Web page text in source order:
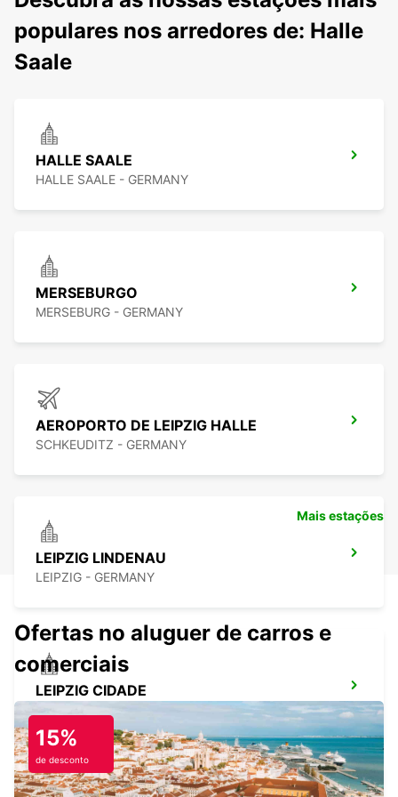
populares nos arredores de: Halle
Saale
HALLE SAALE
HALLE SAALE - GERMANY
MERSEBURGO
MERSEBURG - GERMANY
AEROPORTO DE LEIPZIG HALLE
SCHKEUDITZ - GERMANY
LEIPZIG LINDENAU
LEIPZIG - GERMANY
LEIPZIG CIDADE
LEIPZIG - GERMANY
Mais estações
Ofertas no aluguer de carros e
comerciais
15%
de desconto